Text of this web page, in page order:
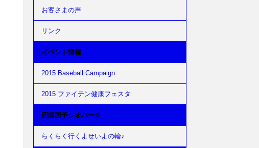
お客さまの声
リンク
イベント情報
2015 Baseball Campaign
2015 ファイテン健康フェスタ
四国西予ジオパーク
らくらく行くよせいよの輪♪